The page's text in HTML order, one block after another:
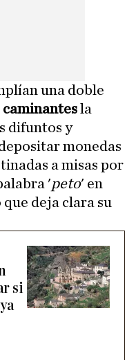
una doble
caminantesla
difuntos y
monedas
a misas por
'peto' en
que deja clara su
si